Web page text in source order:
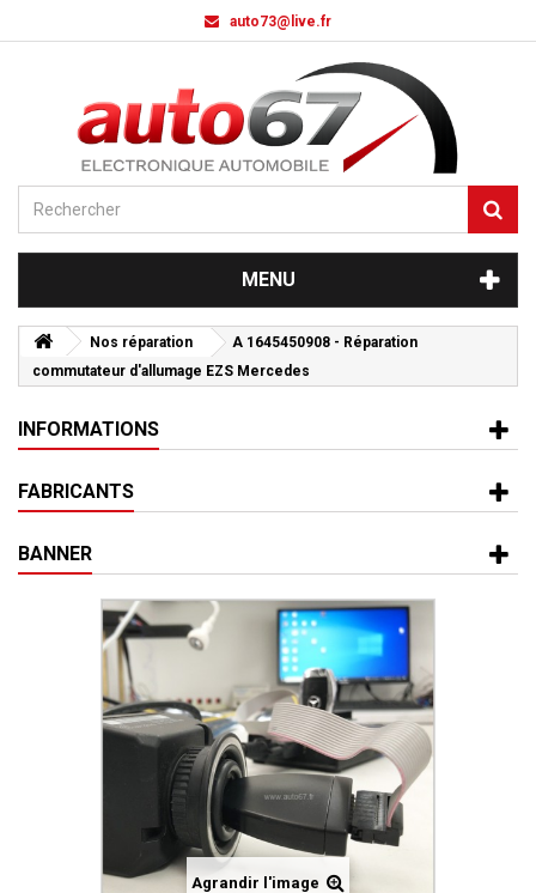
auto73@live.fr
MENU
Nos réparation
A 1645450908 - Réparation
commutateur d'allumage EZS Mercedes
INFORMATIONS
FABRICANTS
BANNER
Agrandir l'image